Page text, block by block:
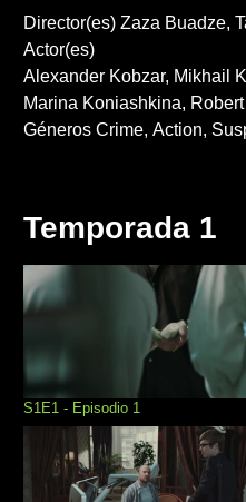
Director(es) Zaza Buadze
Actor(es)
Alexander Kobzar Mikhail
Marina Koniashkina
Géneros Crime Action
Temporada 1
S1E1 - Episodio 1